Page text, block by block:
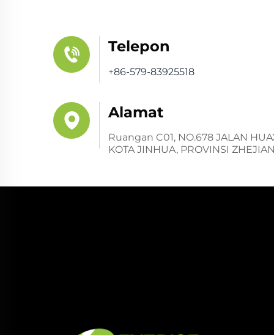
Telepon
+86-579-83925518
Alamat
Ruangan C01, NO.678 JALAN
KOTA JINHUA, PROVINSI